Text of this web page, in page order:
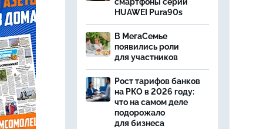
HUAWEI Pura90s
В МегаСемье
появились роли
для участников
Рост тарифов банков
на РКО в 2026 году:
что на самом деле
подорожало
для бизнеса